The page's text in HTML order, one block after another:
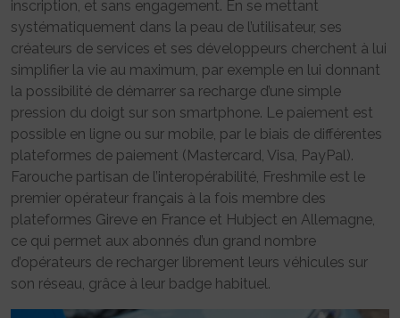
inscription, et sans engagement. En se mettant
systématiquement dans la peau de l’utilisateur, ses
créateurs de services et ses développeurs cherchent à lui
simplifier la vie au maximum, par exemple en lui donnant
la possibilité de démarrer sa recharge d’une simple
pression du doigt sur son smartphone. Le paiement est
possible en ligne ou sur mobile, par le biais de différentes
plateformes de paiement (Mastercard, Visa, PayPal).
Farouche partisan de l’interopérabilité, Freshmile est le
premier opérateur français à la fois membre des
plateformes Gireve en France et Hubject en Allemagne,
ce qui permet aux abonnés d’un grand nombre
d’opérateurs de recharger librement leurs véhicules sur
son réseau, grâce à leur badge habituel.